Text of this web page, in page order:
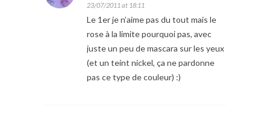
23/07/2011 at 18:11
Le 1er je n’aime pas du tout mais le
rose à la limite pourquoi pas, avec
juste un peu de mascara sur les yeux
(et un teint nickel, ça ne pardonne
pas ce type de couleur) :)